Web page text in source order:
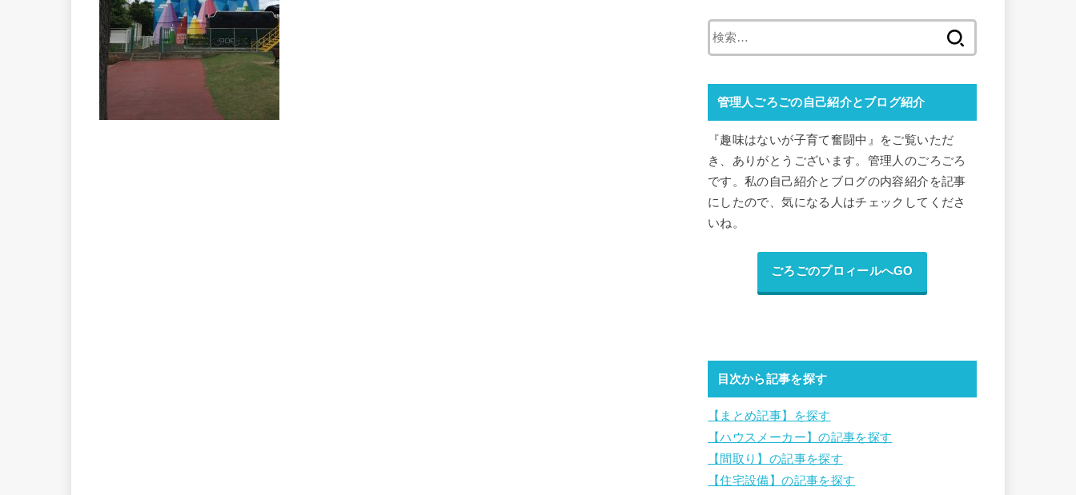
索
管理人ごろごの自己紹介とブログ紹介
『趣味はないが子育て奮闘中』をご覧いただ
き、ありがとうございます。管理人のごろごろ
です。私の自己紹介とブログの内容紹介を記事
にしたので、気になる人はチェックしてくださ
いね。
ごろごのプロィールへGO
目次から記事を探す
【まとめ記事】を探す
【ハウスメーカー】の記事を探す
【間取り】の記事を探す
【住宅設備】の記事を探す